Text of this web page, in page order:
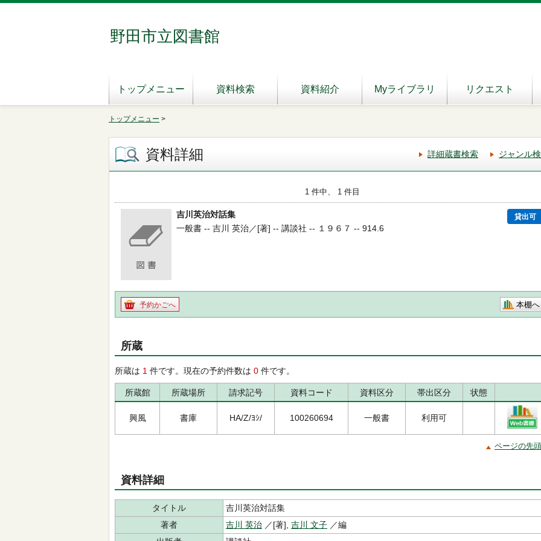
野田市立図書館
トップメニュー 資料検索 資料紹介 Myライブラリ リクエスト
トップメニュー >
資料詳細 詳細蔵書検索 ジャンル
1 件中、 1 件目
吉川英治対話集 貸出可
一般書 -- 吉川 英治／[著] -- 講談社 -- １９６７ -- 914.6
予約かごへ 本棚へ
所蔵
所蔵は 1 件です。現在の予約件数は 0 件です。
所蔵館 所蔵場所 請求記号 資料コード 資料区分 帯出区分 状態
興風 書庫 HA/Z/ﾖｼ/ 100260694 一般書 利用可
ページの先
資料詳細
タイトル
吉川英治対話集
著者
吉川 英治 ／[著], 吉川 文子 ／編